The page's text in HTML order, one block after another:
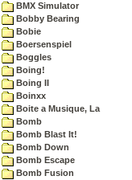
BMX Simulator
Bobby Bearing
Bobie
Boersenspiel
Boggles
Boing!
Boing II
Boinxx
Boite a Musique, La
Bomb
Bomb Blast It!
Bomb Down
Bomb Escape
Bomb Fusion